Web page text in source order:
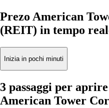
Prezo American
(REIT) in tempo
Inizia in pochi minuti
3 passaggi per
American Tower